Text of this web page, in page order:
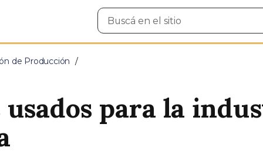
Buscar
en
de Producción
para la